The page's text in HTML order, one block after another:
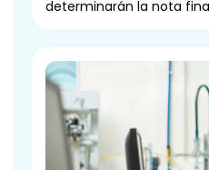
determinarán la nota